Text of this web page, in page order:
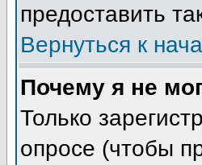
предоставить
Вернуться к
Почему я не
Только
опросе (чтобы